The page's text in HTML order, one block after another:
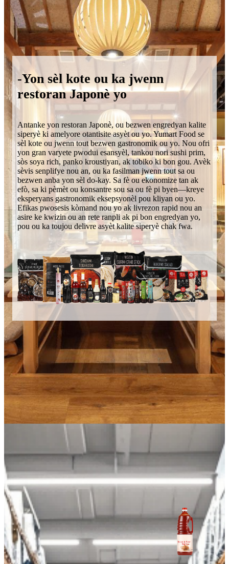
-Yon sèl kote ou ka jwenn
restoran Japonè yo
Antanke yon restoran Japonè, ou bezwen engredyan kalite
siperyè ki amelyore otantisite asyèt ou yo. Yumart Food se
sèl kote ou jwenn tout bezwen gastronomik ou yo. Nou ofri
yon gran varyete pwodui esansyèl, tankou nori sushi prim,
sòs soya rich, panko kroustiyan, ak tobiko ki bon gou. Avèk
sèvis senplifye nou an, ou ka fasilman jwenn tout sa ou
bezwen anba yon sèl do-kay. Sa fè ou ekonomize tan ak
efò, sa ki pèmèt ou konsantre sou sa ou fè pi byen—kreye
eksperyans gastronomik eksepsyonèl pou kliyan ou yo.
Efikas pwosesis kòmand nou yo ak livrezon rapid nou an
asire ke kwizin ou an rete ranpli ak pi bon engredyan yo,
pou ou ka toujou delivre asyèt kalite siperyè chak fwa.